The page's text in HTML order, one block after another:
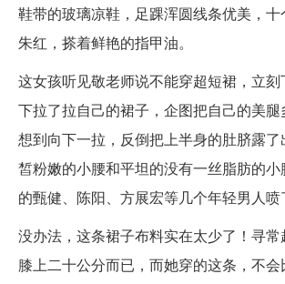
鞋带的玻璃凉鞋，足踝浑圆线条优美，
朱红，搽着鲜艳的指甲油。
这女孩听见敬老师说不能穿超短裙，立
下拉了拉自己的裙子，企图把自己的美
想到向下一拉，反倒把上半身的肚脐露了
皙粉嫩的小腰和平坦的没有一丝脂肪的
的甄健、陈阳、方展宏等几个年轻男人喷
没办法，这条裙子布料实在太少了！寻
膝上二十公分而已，而她穿的这条，不